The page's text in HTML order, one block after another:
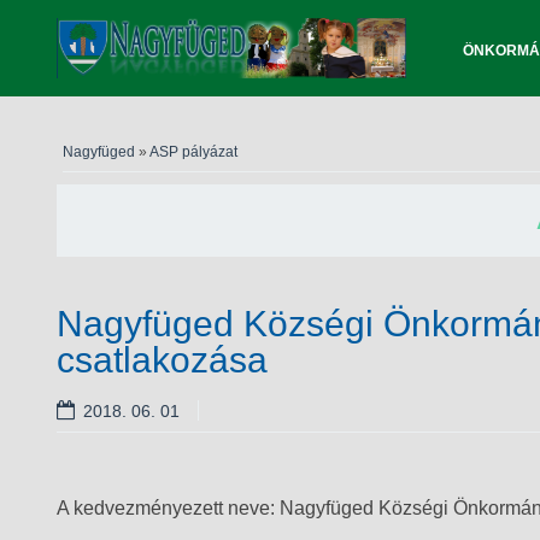
Nagyfüged » ASP pályázat
Nagyfüged Községi
csatlakozása
2018. 06. 01
A kedvezményezett neve: Nagyfüged Községi